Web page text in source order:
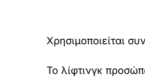
Χρησιμοποιείται
Το λίφτινγκ